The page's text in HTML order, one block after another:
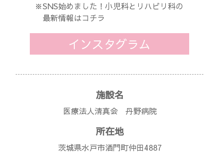
※SNS始めました！小児科とリハビリ科の
最新情報はコチラ
インスタグラム
施設名
医療法人清真会 丹野病院
所在地
茨城県水戸市酒門町仲田4887